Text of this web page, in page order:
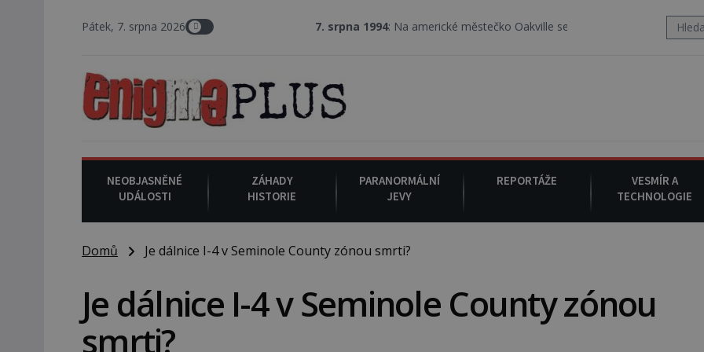
Pátek, 7. srpna 2026 7. srpna 1994: Na americké městečko Oakville se z nebe snáší podivná rosolovitá látka
NEOBJASNĚNÉ
UDÁLOSTI
ZÁHADY
HISTORIE
PARANORMÁLNÍ
JEVY
REPORTÁŽE
VESMÍR A
TECHNOLOGIE
Domů Je dálnice I-4 v Seminole County zónou smrti?
Je dálnice I-4 v Seminole County zónou
smrti?